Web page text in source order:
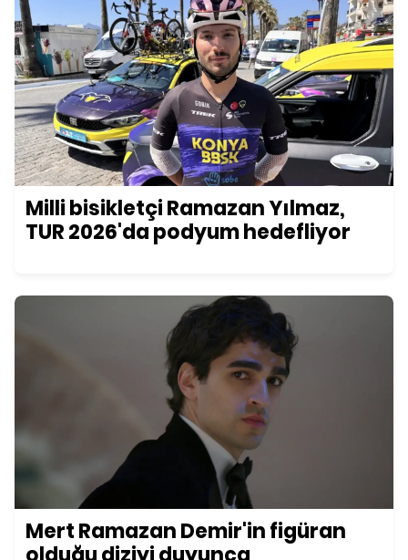
Milli bisikletçi Ramazan Yılmaz,
TUR 2026'da podyum hedefliyor
Mert Ramazan Demir'in figüran